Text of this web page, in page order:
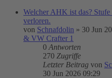
Welcher AHK ist das?
verloren.
von Schnafdolin » 30 Jun
& VW Crafter 1
0 Antworten
270 Zugriffe
Letzter Beitrag von
30 Jun 2026 09:29